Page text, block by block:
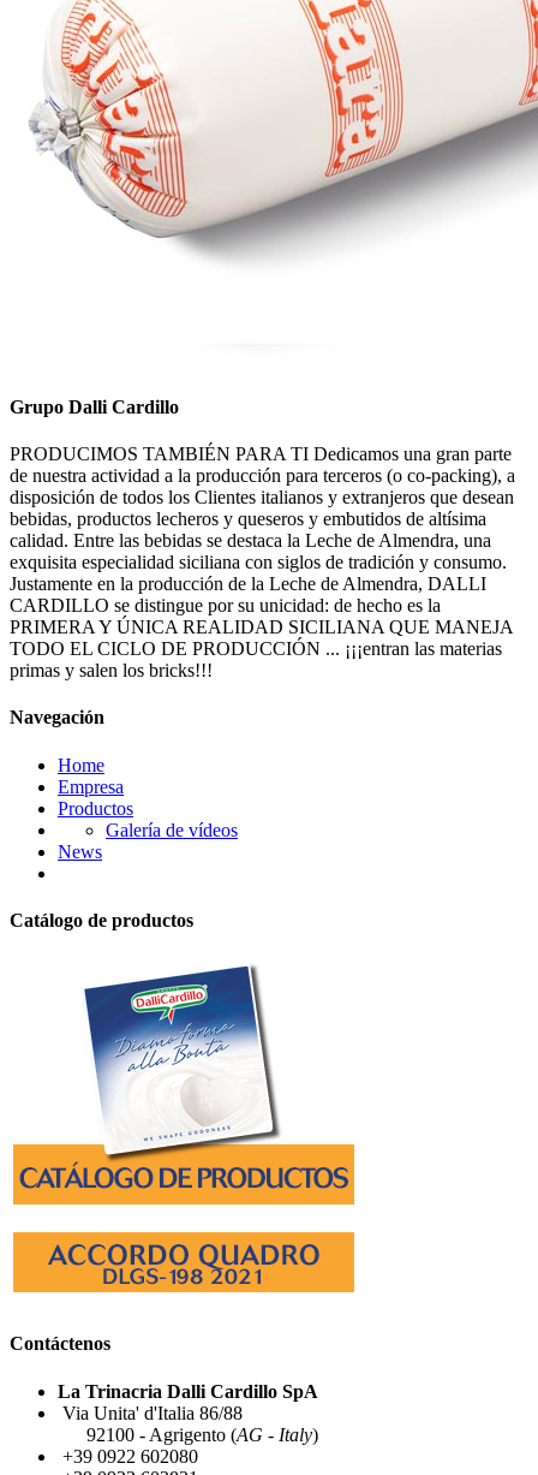
Grupo Dalli Cardillo
PRODUCIMOS TAMBIÉN PARA TI Dedicamos una gran parte
de nuestra actividad a la producción para terceros (o co-packing), a
disposición de todos los Clientes italianos y extranjeros que desean
bebidas, productos lecheros y queseros y embutidos de altísima
calidad. Entre las bebidas se destaca la Leche de Almendra, una
exquisita especialidad siciliana con siglos de tradición y consumo.
Justamente en la producción de la Leche de Almendra, DALLI
CARDILLO se distingue por su unicidad: de hecho es la
PRIMERA Y ÚNICA REALIDAD SICILIANA QUE MANEJA
TODO EL CICLO DE PRODUCCIÓN ... ¡¡¡entran las materias
primas y salen los bricks!!!
Navegación
Home
Empresa
Productos
Galería de vídeos
News
Catálogo de productos
Contáctenos
La Trinacria Dalli Cardillo SpA
Via Unita' d'Italia 86/88
92100 - Agrigento (AG - Italy)
+39 0922 602080